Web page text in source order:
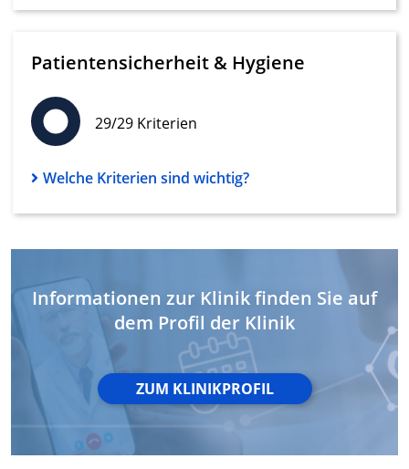
Patientensicherheit & Hygiene
29/29 Kriterien
Welche Kriterien sind wichtig?
Informationen zur Klinik finden Sie auf
dem Profil der Klinik
ZUM KLINIKPROFIL
Analyse von Zielgruppen durch Statistiken
oder Kombinationen von Daten aus
verschiedenen Quellen
Entwicklung und Verbesserung der
von Inhalten
IAB-Besonderheiten:
Geräte anhand von aktiv angeforderten
Informationen identifizieren
Nicht-IAB-Verarbeitungszwecke:
Notwendig
Performance
Funktional